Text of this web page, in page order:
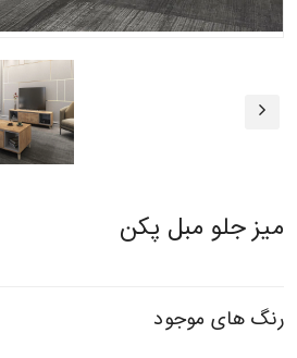
میز جلو مبل پکن
رنگ های موجود